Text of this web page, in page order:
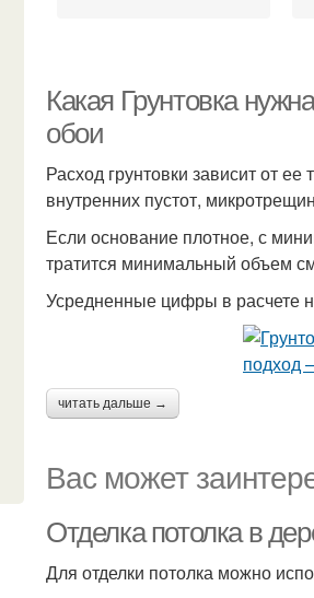
Какая Грунтовка
обои
Расход грунтовки зависит от
внутренних пустот,
Если основание плотное, с
тратится минимальный объем
Усредненные цифры в расчете
читать дальше →
Вас может
Отделка потолка в
Для отделки потолка можно